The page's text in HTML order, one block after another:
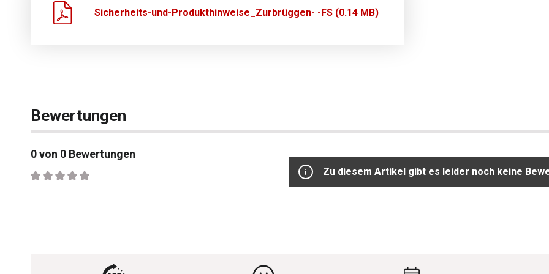
Sicherheits-und-Produkthinweise_Zurbrüggen- -FS (0.14 MB)
Bewertungen
0 von 0 Bewertungen
Durchschnittliche Bewertung von 0 von 5 Sternen
Zu diesem Artikel gibt es leider noch keine